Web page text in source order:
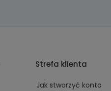
Strefa klienta
Jak stworzyć konto